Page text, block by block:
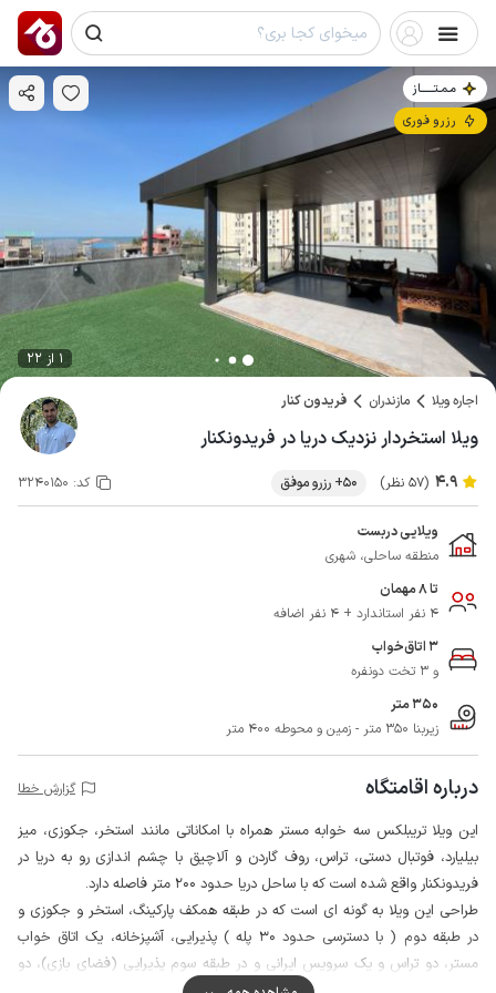
مـمـتــــــاز
رزرو فوری
1 از 22
اجاره ویلا مازندران فریدون کنار
ویلا استخردار نزدیک دریا در فریدونکنار
4.9 (57 نظر) 50+ رزرو موفق کد: 3240150
ویلایی دربست
منطقه ساحلی، شهری
تا 8 مهمان
4 نفر استاندارد + 4 نفر اضافه
3 اتاق‌خواب
و 3 تخت دونفره
350 متر
زیربنا 350 متر - زمین و محوطه 400 متر
درباره اقامتگاه گزارش خطا
این ویلا تریبلکس سه خوابه مستر همراه با امکاناتی مانند استخر، جکوزی، میز
بیلیارد، فوتبال دستی، تراس، روف گاردن و آلاچیق با چشم اندازی رو به دریا در
فریدونکنار واقع شده است که با ساحل دریا حدود 200 متر فاصله دارد.
طراحی این ویلا به گونه ای است که در طبقه همکف پارکینگ، استخر و جکوزی و
در طبقه دوم ( با دسترسی حدود 30 پله ) پذیرایی، آشپزخانه، یک اتاق خواب
مستر، دو تراس و یک سرویس ایرانی و در طبقه سوم پذیرایی (فضای بازی)، دو